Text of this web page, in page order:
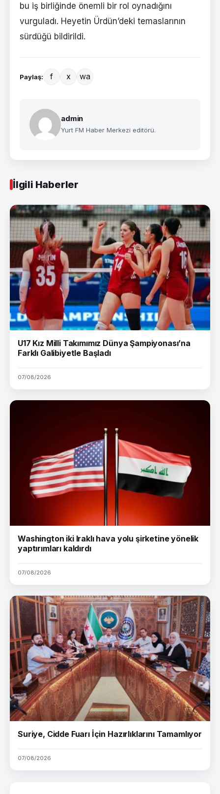
bu iş birliğinde önemli bir rol oynadığını
vurguladı. Heyetin Ürdün’deki temaslarının
sürdüğü bildirildi.
Paylaş: f x wa
admin
Yurt FM Haber Merkezi editörü.
İlgili Haberler
U17 Kız Milli Takımımız Dünya Şampiyonası’na
Farklı Galibiyetle Başladı
07/08/2026
Washington iki Iraklı hava yolu şirketine yönelik
yaptırımları kaldırdı
07/08/2026
Suriye, Cidde Fuarı İçin Hazırlıklarını Tamamlıyor
07/08/2026